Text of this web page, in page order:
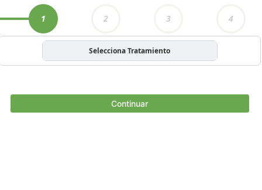
1 2 3 4
Selecciona Tratamiento
Continuar